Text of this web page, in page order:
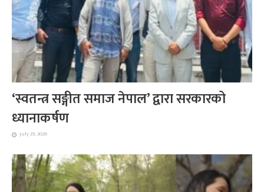
‘स्वतन्त्र सङ्गीत समाज नेपाल’ द्वारा सरकारको
ध्यानाकर्षण
July 25, 2026